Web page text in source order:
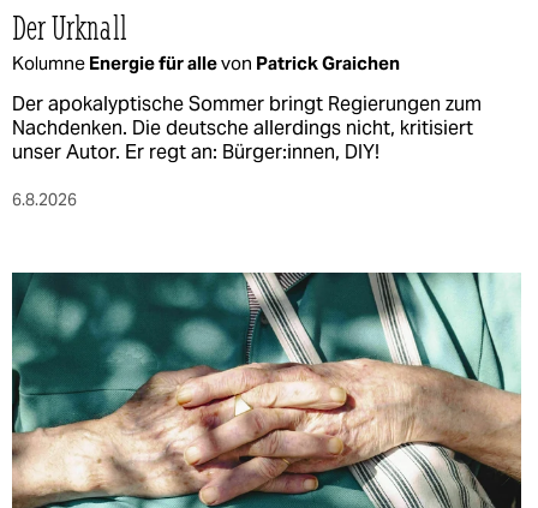
Der Urknall
Kolumne Energie für allevon Patrick Graichen
Der apokalyptische Sommer bringt Regierungen zum
Nachdenken. Die deutsche allerdings nicht, kritisiert
unser Autor. Er regt an: Bürger:innen, DIY!
6.8.2026